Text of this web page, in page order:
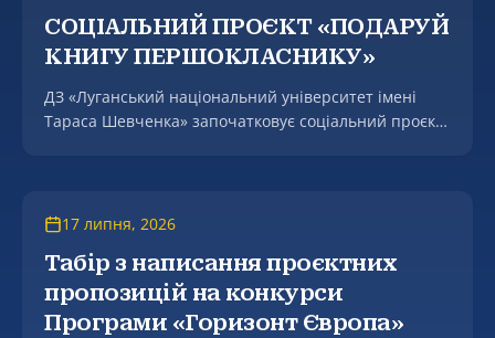
СОЦІАЛЬНИЙ ПРОЄКТ «ПОДАРУЙ
КНИГУ ПЕРШОКЛАСНИКУ»
ДЗ «Луганський національний університет імені
Тараса Шевченка» започатковує соціальний проєкт
17 липня, 2026
Табір з написання проєктних
пропозицій на конкурси
Програми «Горизонт Європа»